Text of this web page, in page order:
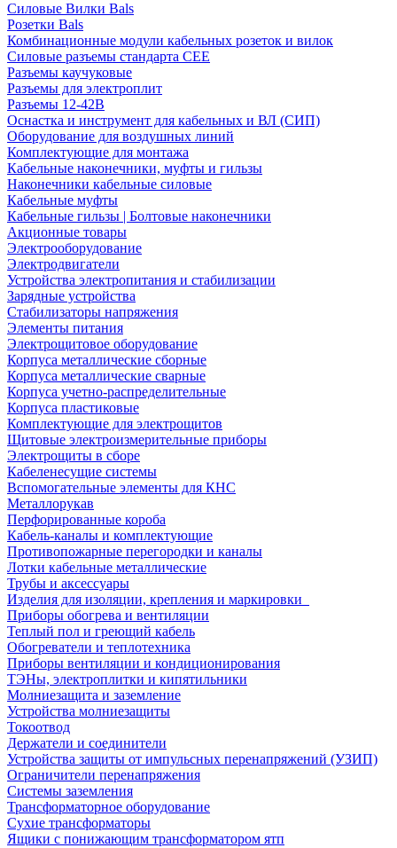
Силовые Вилки Bals
Розетки Bals
Комбинационные модули кабельных розеток и вилок
Силовые разъемы стандарта CEE
Разъемы каучуковые
Разъемы для электроплит
Разъемы 12-42В
Оснастка и инструмент для кабельных и ВЛ (СИП)
Оборудование для воздушных линий
Комплектующие для монтажа
Кабельные наконечники, муфты и гильзы
Наконечники кабельные силовые
Кабельные муфты
Кабельные гильзы | Болтовые наконечники
Акционные товары
Электрооборудование
Электродвигатели
Устройства электропитания и стабилизации
Зарядные устройства
Стабилизаторы напряжения
Элементы питания
Электрощитовое оборудование
Корпуса металлические сборные
Корпуса металлические сварные
Корпуса учетно-распределительные
Корпуса пластиковые
Комплектующие для электрощитов
Щитовые электроизмерительные приборы
Электрощиты в сборе
Кабеленесущие системы
Вспомогательные элементы для КНС
Металлорукав
Перфорированные короба
Кабель-каналы и комплектующие
Противопожарные перегородки и каналы
Лотки кабельные металлические
Трубы и аксессуары
Изделия для изоляции, крепления и маркировки
Приборы обогрева и вентиляции
Теплый пол и греющий кабель
Обогреватели и теплотехника
Приборы вентиляции и кондиционирования
ТЭНы, электроплитки и кипятильники
Молниезащита и заземление
Устройства молниезащиты
Токоотвод
Держатели и соединители
Устройства защиты от импульсных перенапряжений (УЗИП)
Ограничители перенапряжения
Системы заземления
Трансформаторное оборудование
Сухие трансформаторы
Ящики с понижающим трансформатором ятп